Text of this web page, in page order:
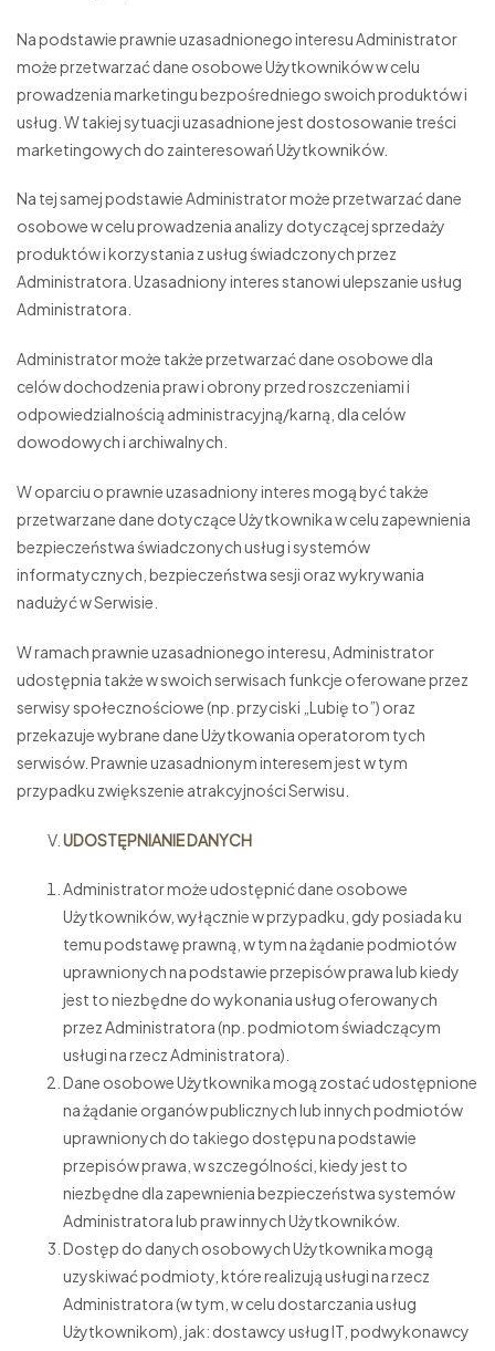
Na podstawie prawnie uzasadnionego interesu Administrator
może przetwarzać dane osobowe Użytkowników w celu
prowadzenia marketingu bezpośredniego swoich produktów i
usług. W takiej sytuacji uzasadnione jest dostosowanie treści
marketingowych do zainteresowań Użytkowników.
Na tej samej podstawie Administrator może przetwarzać dane
osobowe w celu prowadzenia analizy dotyczącej sprzedaży
produktów i korzystania z usług świadczonych przez
Administratora. Uzasadniony interes stanowi ulepszanie usług
Administratora.
Administrator może także przetwarzać dane osobowe dla
celów dochodzenia praw i obrony przed roszczeniami i
odpowiedzialnością administracyjną/karną, dla celów
dowodowych i archiwalnych.
W oparciu o prawnie uzasadniony interes mogą być także
przetwarzane dane dotyczące Użytkownika w celu zapewnienia
bezpieczeństwa świadczonych usług i systemów
informatycznych, bezpieczeństwa sesji oraz wykrywania
nadużyć w Serwisie.
W ramach prawnie uzasadnionego interesu, Administrator
udostępnia także w swoich serwisach funkcje oferowane przez
serwisy społecznościowe (np. przyciski „Lubię to”) oraz
przekazuje wybrane dane Użytkowania operatorom tych
serwisów. Prawnie uzasadnionym interesem jest w tym
przypadku zwiększenie atrakcyjności Serwisu.
UDOSTĘPNIANIE DANYCH
Administrator może udostępnić dane osobowe
Użytkowników, wyłącznie w przypadku, gdy posiada ku
temu podstawę prawną, w tym na żądanie podmiotów
uprawnionych na podstawie przepisów prawa lub kiedy
jest to niezbędne do wykonania usług oferowanych
przez Administratora (np. podmiotom świadczącym
usługi na rzecz Administratora).
Dane osobowe Użytkownika mogą zostać udostępnione
na żądanie organów publicznych lub innych podmiotów
uprawnionych do takiego dostępu na podstawie
przepisów prawa, w szczególności, kiedy jest to
niezbędne dla zapewnienia bezpieczeństwa systemów
Administratora lub praw innych Użytkowników.
Dostęp do danych osobowych Użytkownika mogą
uzyskiwać podmioty, które realizują usługi na rzecz
Administratora (w tym, w celu dostarczania usług
Użytkownikom), jak: dostawcy usług IT, podwykonawcy